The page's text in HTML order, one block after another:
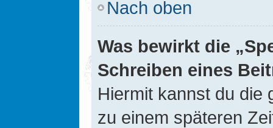
Nach oben
Was bewirkt die
Schreiben eines
Hiermit kannst du die
zu einem späteren